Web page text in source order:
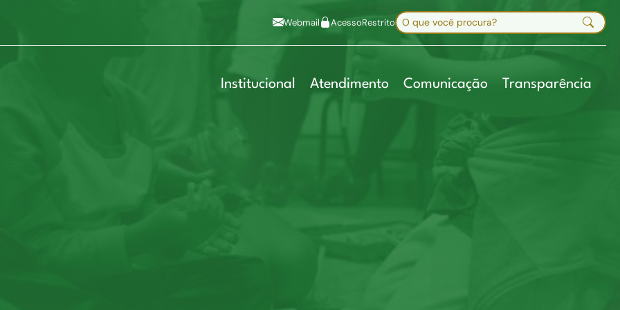
Mapa do site
Webmail AcessoRestritoBuscar no site
Digite sua busca e pressione Enter
Institucional Atendimento Comunicação Transparência